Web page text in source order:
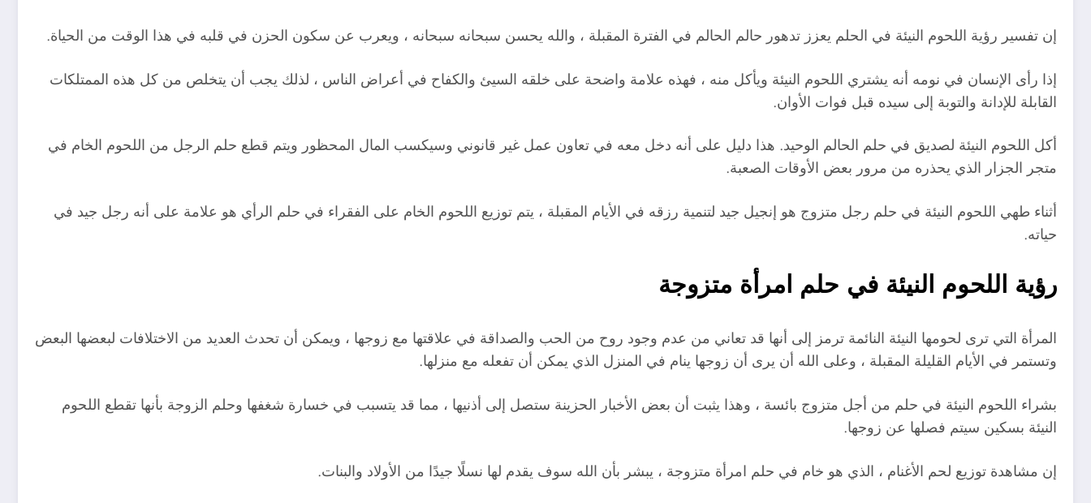
إن تفسير رؤية اللحوم النيئة في الحلم يعزز تدهور حالم الحالم في الفترة المقبلة ، والله يحسن سبحانه سبحانه ، ويعرب عن سكون الحزن في قلبه في هذا الوقت من الحياة.
إذا رأى الإنسان في نومه أنه يشتري اللحوم النيئة ويأكل منه ، فهذه علامة واضحة على خلقه السيئ والكفاح في أعراض الناس ، لذلك يجب أن يتخلص من كل هذه الممتلكات
القابلة للإدانة والتوبة إلى سيده قبل فوات الأوان.
أكل اللحوم النيئة لصديق في حلم الحالم الوحيد. هذا دليل على أنه دخل معه في تعاون عمل غير قانوني وسيكسب المال المحظور ويتم قطع حلم الرجل من اللحوم الخام في
متجر الجزار الذي يحذره من مرور بعض الأوقات الصعبة.
أثناء طهي اللحوم النيئة في حلم رجل متزوج هو إنجيل جيد لتنمية رزقه في الأيام المقبلة ، يتم توزيع اللحوم الخام على الفقراء في حلم الرأي هو علامة على أنه رجل جيد في
حياته.
رؤية اللحوم النيئة في حلم امرأة متزوجة
المرأة التي ترى لحومها النيئة النائمة ترمز إلى أنها قد تعاني من عدم وجود روح من الحب والصداقة في علاقتها مع زوجها ، ويمكن أن تحدث العديد من الاختلافات لبعضها البعض
وتستمر في الأيام القليلة المقبلة ، وعلى الله أن يرى أن زوجها ينام في المنزل الذي يمكن أن تفعله مع منزلها.
بشراء اللحوم النيئة في حلم من أجل متزوج بائسة ، وهذا يثبت أن بعض الأخبار الحزينة ستصل إلى أذنيها ، مما قد يتسبب في خسارة شغفها وحلم الزوجة بأنها تقطع اللحوم
النيئة بسكين سيتم فصلها عن زوجها.
إن مشاهدة توزيع لحم الأغنام ، الذي هو خام في حلم امرأة متزوجة ، يبشر بأن الله سوف يقدم لها نسلًا جيدًا من الأولاد والبنات.